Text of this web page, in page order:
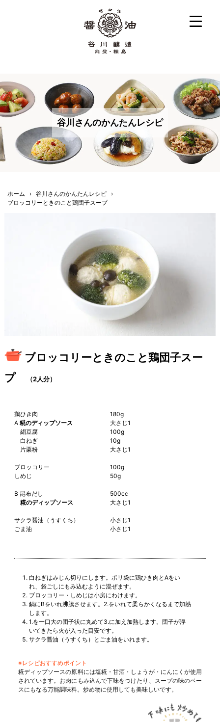
谷川さんのかんたんレシピ
ホーム › 谷川さんのかんたんレシピ
›
ブロッコリーときのこと鶏団子スープ
ブロッコリーときのこと鶏団子スー
プ
（2人分）
鶏ひき肉
180g
A 糀のディップソース
大さじ1
絹豆腐
100g
白ねぎ
10g
片栗粉
大さじ1
ブロッコリー
100g
しめじ
50g
B 昆布だし
500cc
糀のディップソース
大さじ1
サクラ醤油（うすくち）
小さじ1
ごま油
小さじ1
白ねぎはみじん切りにします。ポリ袋に鶏ひき肉とAをい
れ、袋ごしにもみ込むように混ぜます。
ブロッコリー・しめじは小房にわけます。
鍋にBをいれ沸騰させます。2.をいれて柔らかくなるまで加熱
します。
1.を一口大の団子状に丸めて3.に加え加熱します。団子が浮
いてきたら火が入った目安です。
サクラ醤油（うすくち）とごま油をいれます。
※レシピおすすめポイント
糀ディップソースの原料には塩糀・甘酒・しょうが・にんにくが使用
されています。お肉にもみ込んで下味をつけたり、スープの味のベー
スにもなる万能調味料。炒め物に使用しても美味しいです。